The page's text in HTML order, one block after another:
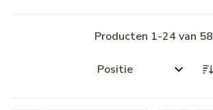
Producten 1-24van 58
Sorteer op: